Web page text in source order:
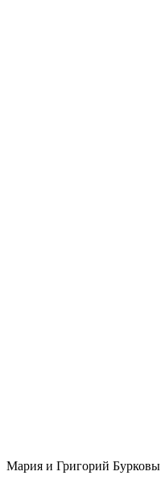
Мария и Григорий Бурковы